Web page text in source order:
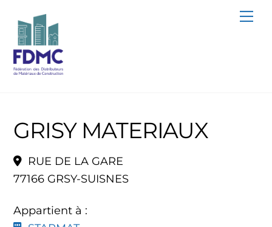
content
GRISY MATERIAUX
RUE DE LA GARE
77166 GRSY-SUISNES
Appartient à :